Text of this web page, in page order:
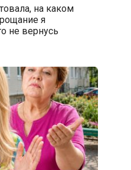
на каком
я
не вернусь